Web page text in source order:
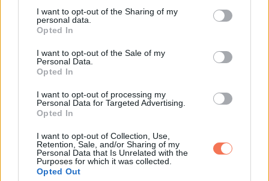
not limited to your visit or usage behaviour. You may click to
grant or deny consent to Google and its third-party tags to
use your data for below specified purposes in below Google
consent section.
I want to opt-out of the Sharing of my
personal data.
Opted In
I want to opt-out of the Sale of my
Personal Data.
Opted In
I want to opt-out of processing my
Personal Data for Targeted Advertising.
Opted In
I want to opt-out of Collection, Use,
Retention, Sale, and/or Sharing of my
Personal Data that Is Unrelated with the
Purposes for which it was collected.
Opted Out
Tessa fizikai kihívásokon ment keresztül, de a lelke